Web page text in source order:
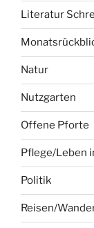
Literatur
Natur
Nutzgarten
Offene Pforte
Pflege/Leben
Politik
Reisen/